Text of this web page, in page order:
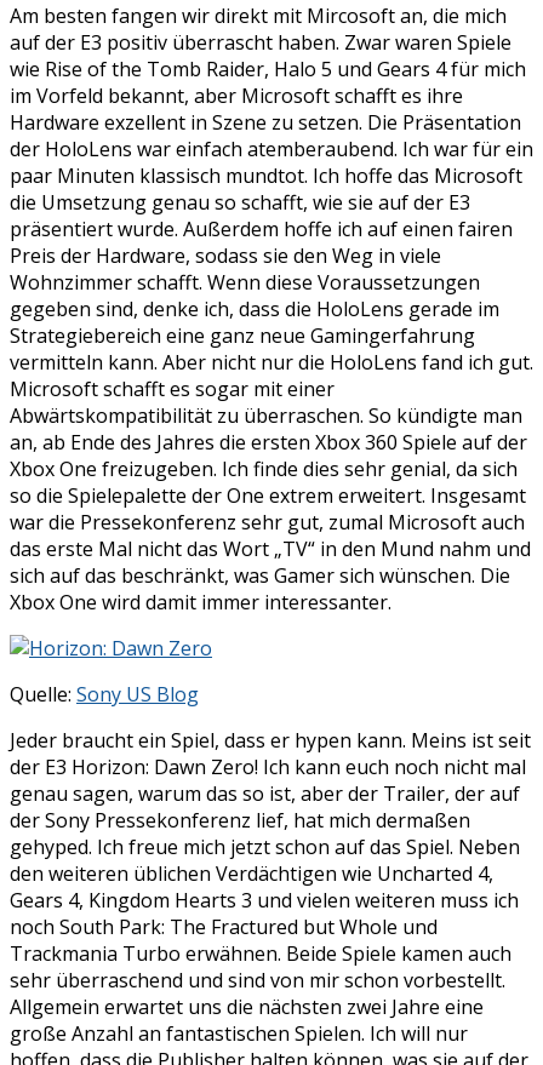
Am besten fangen wir direkt mit Mircosoft an, die mich
auf der E3 positiv überrascht haben. Zwar waren Spiele
wie Rise of the Tomb Raider, Halo 5 und Gears 4 für mich
im Vorfeld bekannt, aber Microsoft schafft es ihre
Hardware exzellent in Szene zu setzen. Die Präsentation
der HoloLens war einfach atemberaubend. Ich war für ein
paar Minuten klassisch mundtot. Ich hoffe das Microsoft
die Umsetzung genau so schafft, wie sie auf der E3
präsentiert wurde. Außerdem hoffe ich auf einen fairen
Preis der Hardware, sodass sie den Weg in viele
Wohnzimmer schafft. Wenn diese Voraussetzungen
gegeben sind, denke ich, dass die HoloLens gerade im
Strategiebereich eine ganz neue Gamingerfahrung
vermitteln kann. Aber nicht nur die HoloLens fand ich gut.
Microsoft schafft es sogar mit einer
Abwärtskompatibilität zu überraschen. So kündigte man
an, ab Ende des Jahres die ersten Xbox 360 Spiele auf der
Xbox One freizugeben. Ich finde dies sehr genial, da sich
so die Spielepalette der One extrem erweitert. Insgesamt
war die Pressekonferenz sehr gut, zumal Microsoft auch
das erste Mal nicht das Wort „TV“ in den Mund nahm und
sich auf das beschränkt, was Gamer sich wünschen. Die
Xbox One wird damit immer interessanter.
Quelle: Sony US Blog
Jeder braucht ein Spiel, dass er hypen kann. Meins ist seit
der E3 Horizon: Dawn Zero! Ich kann euch noch nicht mal
genau sagen, warum das so ist, aber der Trailer, der auf
der Sony Pressekonferenz lief, hat mich dermaßen
gehyped. Ich freue mich jetzt schon auf das Spiel. Neben
den weiteren üblichen Verdächtigen wie Uncharted 4,
Gears 4, Kingdom Hearts 3 und vielen weiteren muss ich
noch South Park: The Fractured but Whole und
Trackmania Turbo erwähnen. Beide Spiele kamen auch
sehr überraschend und sind von mir schon vorbestellt.
Allgemein erwartet uns die nächsten zwei Jahre eine
große Anzahl an fantastischen Spielen. Ich will nur
hoffen, dass die Publisher halten können, was sie auf der